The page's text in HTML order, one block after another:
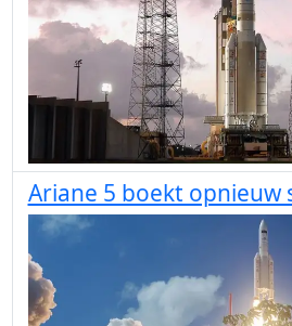
Ariane 5 boekt opnieuw